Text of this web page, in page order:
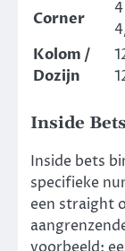
Corner
Kolom /
Dozijn
Inside Bets
Inside bets
specifieke
een straight